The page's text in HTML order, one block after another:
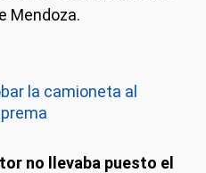
Mendoza.
la camioneta al
no llevaba puesto el